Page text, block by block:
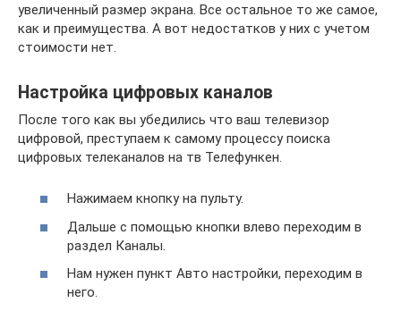
увеличенный размер экрана. Все остальное то же самое,
как и преимущества. А вот недостатков у них с учетом
стоимости нет.
Настройка цифровых каналов
После того как вы убедились что ваш телевизор
цифровой, преступаем к самому процессу поиска
цифровых телеканалов на тв Телефункен.
Нажимаем кнопку на пульту.
Дальше с помощью кнопки влево переходим в
раздел Каналы.
Нам нужен пункт Авто настройки, переходим в
него.